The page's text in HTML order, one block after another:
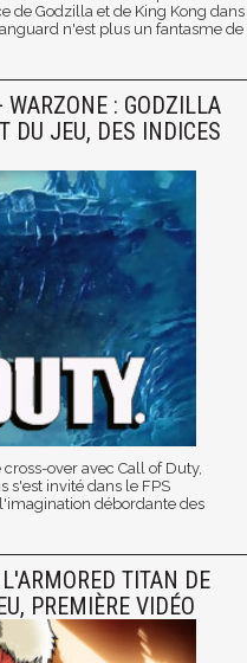
de Godzilla et de King Kong dans
n'est plus un fantasme de
WARZONE : GODZILLA
DU JEU, DES INDICES
over avec Call of Duty,
s'est invité dans le FPS
débordante des
TITAN DE
PREMIÈRE VIDÉO